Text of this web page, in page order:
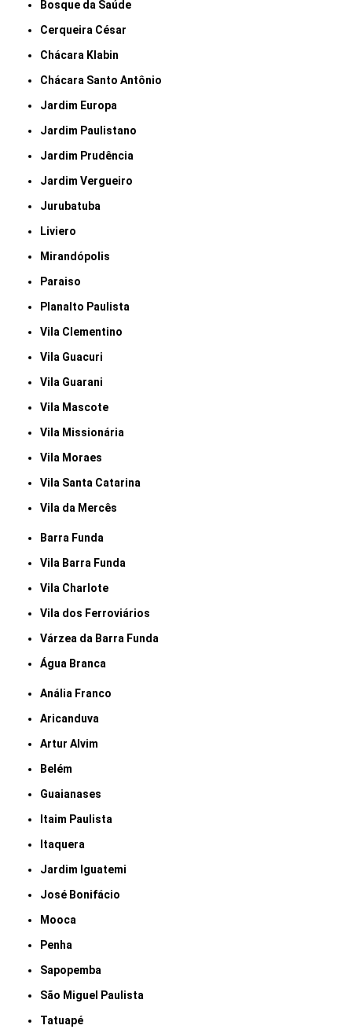
Bosque da Saúde
Cerqueira César
Chácara Klabin
Chácara Santo Antônio
Jardim Europa
Jardim Paulistano
Jardim Prudência
Jardim Vergueiro
Jurubatuba
Liviero
Mirandópolis
Paraiso
Planalto Paulista
Vila Clementino
Vila Guacuri
Vila Guarani
Vila Mascote
Vila Missionária
Vila Moraes
Vila Santa Catarina
Vila da Mercês
Barra Funda
Vila Barra Funda
Vila Charlote
Vila dos Ferroviários
Várzea da Barra Funda
Água Branca
Anália Franco
Aricanduva
Artur Alvim
Belém
Guaianases
Itaim Paulista
Itaquera
Jardim Iguatemi
José Bonifácio
Mooca
Penha
Sapopemba
São Miguel Paulista
Tatuapé